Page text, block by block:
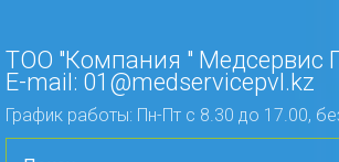
ТОО "Компания " Медсервис
E-mail: 01@medservicepvl.kz
График работы: Пн-Пт с 8.30 до 17.00,